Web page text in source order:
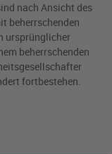
nach Ansicht des
beherrschenden
ursprünglicher
beherrschenden
fortbestehen.